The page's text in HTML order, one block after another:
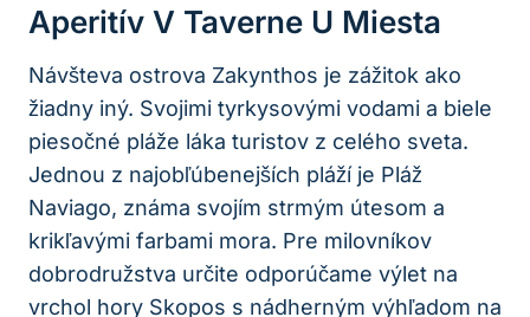
Aperitív V Taverne U Miesta
Návšteva ostrova Zakynthos je zážitok ako
žiadny iný. Svojimi tyrkysovými vodami a biele
piesočné pláže láka turistov z celého sveta.
Jednou z najobľúbenejších pláží je Pláž
Naviago, známa svojím strmým útesom a
krikľavými farbami mora. Pre milovníkov
dobrodružstva určite odporúčame výlet na
vrchol hory Skopos s nádherným výhľadom na